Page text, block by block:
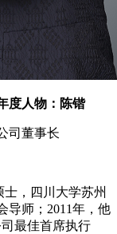
度人物： 陈锴
司董事长
，四川大学苏州
导师；2011年，他
最佳首席执行